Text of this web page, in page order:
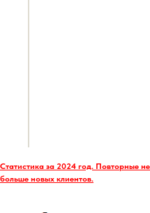
Статистика за 2024 год. Повторные
больше новых клиентов.